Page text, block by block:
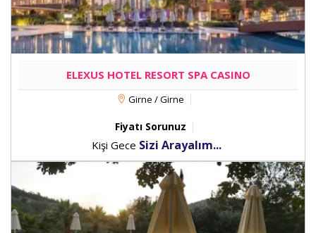
ELEXUS HOTEL RESORT SPA CASINO
Girne / Girne
Fiyatı Sorunuz
Kişi Gece Sizi Arayalım...